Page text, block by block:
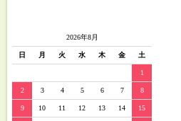
2026年8月
日 月 火 水 木 金 土
1
2 3 4 5 6 7 8
9 10 11 12 13 14 15